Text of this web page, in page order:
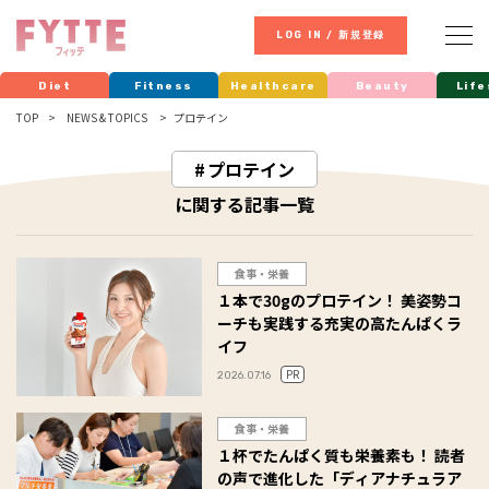
LOG IN / 新規登録
Diet Fitness Healthcare Beauty
TOP NEWS & TOPICS プロテイン
プロテイン
に関する記事一覧
食事・栄養
１本で30gのプロテイン！ 美姿勢コ
ーチも実践する充実の高たんぱくラ
イフ
2026.07.16 PR
食事・栄養
１杯でたんぱく質も栄養素も！ 読者
の声で進化した「ディアナチュラア